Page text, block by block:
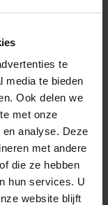
te
media te bieden
Ook delen we
met onze
analyse. Deze
met andere
die ze hebben
hun services. U
website blijft
reageer →
al weg
maken. Met